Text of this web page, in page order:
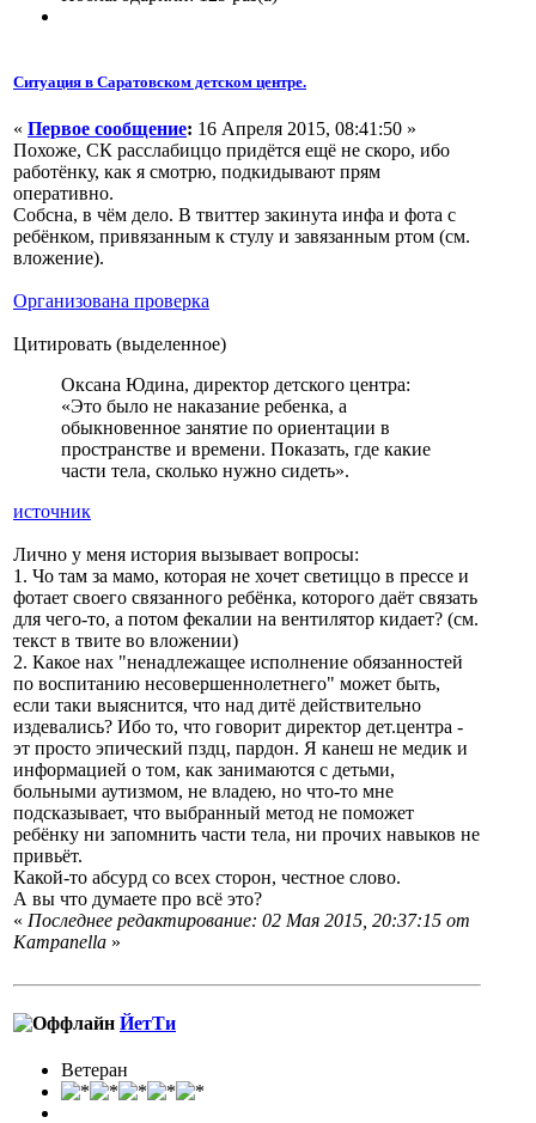
Ситуация в Саратовском детском центре.
« Первое сообщение: 16 Апреля 2015, 08:41:50 »
Похоже, СК расслабиццо придётся ещё не скоро, ибо
работёнку, как я смотрю, подкидывают прям
оперативно.
Собсна, в чём дело. В твиттер закинута инфа и фота с
ребёнком, привязанным к стулу и завязанным ртом (см.
вложение).
Организована проверка
Цитировать (выделенное)
Оксана Юдина, директор детского центра:
«Это было не наказание ребенка, а
обыкновенное занятие по ориентации в
пространстве и времени. Показать, где какие
части тела, сколько нужно сидеть».
источник
Лично у меня история вызывает вопросы:
1. Чо там за мамо, которая не хочет светиццо в прессе и
фотает своего связанного ребёнка, которого даёт связать
для чего-то, а потом фекалии на вентилятор кидает? (см.
текст в твите во вложении)
2. Какое нах "ненадлежащее исполнение обязанностей
по воспитанию несовершеннолетнего" может быть,
если таки выяснится, что над дитё действительно
издевались? Ибо то, что говорит директор дет.центра -
эт просто эпический пздц, пардон. Я канеш не медик и
информацией о том, как занимаются с детьми,
больными аутизмом, не владею, но что-то мне
подсказывает, что выбранный метод не поможет
ребёнку ни запомнить части тела, ни прочих навыков не
привьёт.
Какой-то абсурд со всех сторон, честное слово.
А вы что думаете про всё это?
« Последнее редактирование: 02 Мая 2015, 20:37:15 от
Кampanella »
ЙетТи
Ветеран